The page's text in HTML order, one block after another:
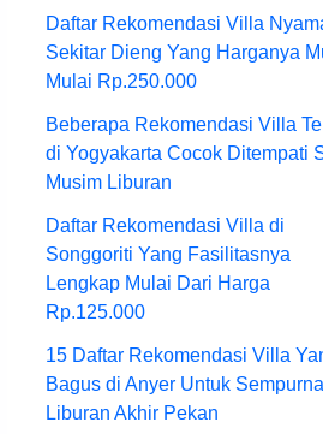
Daftar Rekomendasi Villa
Sekitar Dieng Yang Harganya
Mulai Rp.250.000
Beberapa Rekomendasi Villa
di Yogyakarta Cocok Ditempati
Musim Liburan
Daftar Rekomendasi Villa di
Songgoriti Yang Fasilitasnya
Lengkap Mulai Dari Harga
Rp.125.000
15 Daftar Rekomendasi Villa
Bagus di Anyer Untuk
Liburan Akhir Pekan